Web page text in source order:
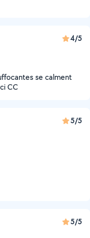
4/5
se calment
CC
5/5
5/5